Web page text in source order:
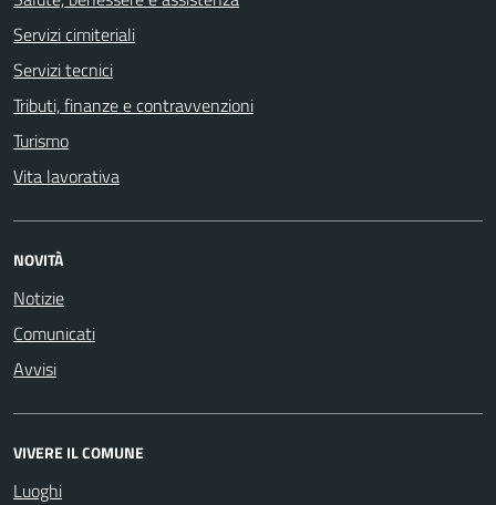
Servizi cimiteriali
Servizi tecnici
Tributi, finanze e contravvenzioni
Turismo
Vita lavorativa
NOVITÀ
Notizie
Comunicati
Avvisi
VIVERE IL COMUNE
Luoghi